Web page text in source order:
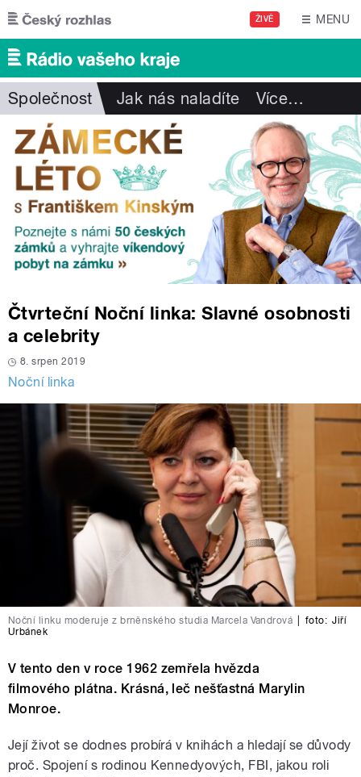
Přejít k hlavnímu obsahu
ŽIVĚ MENU
Společnost Jak nás naladíte Více…
Čtvrteční Noční linka: Slavné osobnosti
a celebrity
8. srpen 2019
Noční linka
Noční linku moderuje z brněnského studia Marcela Vandrová foto: Jiří
Urbánek
V tento den v roce 1962 zemřela hvězda
filmového plátna. Krásná, leč nešťastná Marylin
Monroe.
Její život se dodnes probírá v knihách a hledají se důvody
proč. Spojení s rodinou Kennedyových, FBI, jakou roli